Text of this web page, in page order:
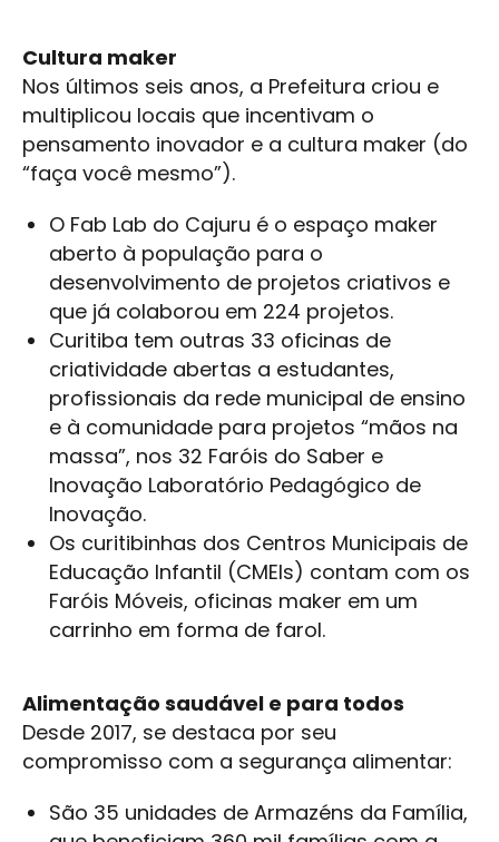
Cultura maker
Nos últimos seis anos, a Prefeitura criou e
multiplicou locais que incentivam o
pensamento inovador e a cultura maker (do
“faça você mesmo”).
O Fab Lab do Cajuru é o espaço maker
aberto à população para o
desenvolvimento de projetos criativos e
que já colaborou em 224 projetos.
Curitiba tem outras 33 oficinas de
criatividade abertas a estudantes,
profissionais da rede municipal de ensino
e à comunidade para projetos “mãos na
massa”, nos 32 Faróis do Saber e
Inovação Laboratório Pedagógico de
Inovação.
Os curitibinhas dos Centros Municipais de
Educação Infantil (CMEIs) contam com os
Faróis Móveis, oficinas maker em um
carrinho em forma de farol.
Alimentação saudável e para todos
Desde 2017, se destaca por seu
compromisso com a segurança alimentar:
São 35 unidades de Armazéns da Família,